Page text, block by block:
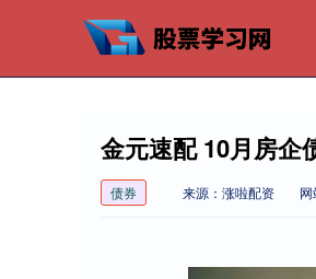
金元速配 10月房企
债券 来源：涨啦配资